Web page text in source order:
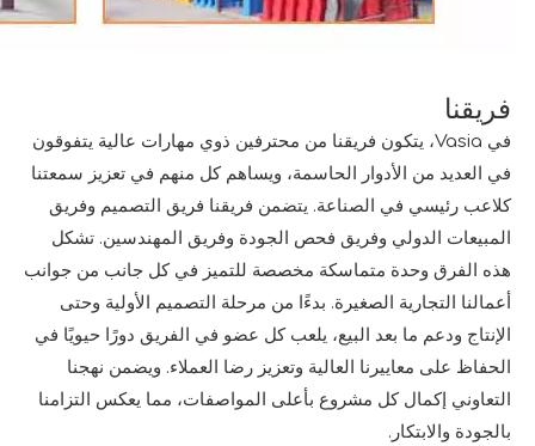
فريقنا
في Vasia، يتكون فريقنا من محترفين ذوي مهارات عالية يتفوقون
في العديد من الأدوار الحاسمة، ويساهم كل منهم في تعزيز سمعتنا
كلاعب رئيسي في الصناعة. يتضمن فريقنا فريق التصميم وفريق
المبيعات الدولي وفريق فحص الجودة وفريق المهندسين. تشكل
هذه الفرق وحدة متماسكة مخصصة للتميز في كل جانب من جوانب
أعمالنا التجارية الصغيرة. بدءًا من مرحلة التصميم الأولية وحتى
الإنتاج ودعم ما بعد البيع، يلعب كل عضو في الفريق دورًا حيويًا في
الحفاظ على معاييرنا العالية وتعزيز رضا العملاء. ويضمن نهجنا
التعاوني إكمال كل مشروع بأعلى المواصفات، مما يعكس التزامنا
بالجودة والابتكار.